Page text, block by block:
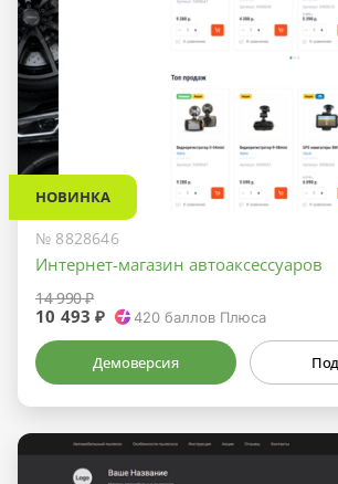
НОВИНКА
№ 8828646
Интернет-магазин автоаксессуаров
14 990 ₽
10 493 ₽ 420баллов Плюса
Демоверсия